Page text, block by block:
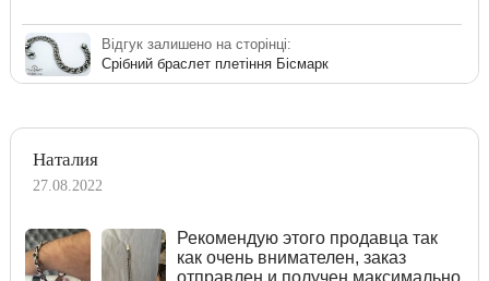
Відгук залишено на сторінці:
Срібний браслет плетіння Бісмарк
Наталия
27.08.2022
Рекомендую этого продавца так
как очень внимателен, заказ
отправлен и получен максимально